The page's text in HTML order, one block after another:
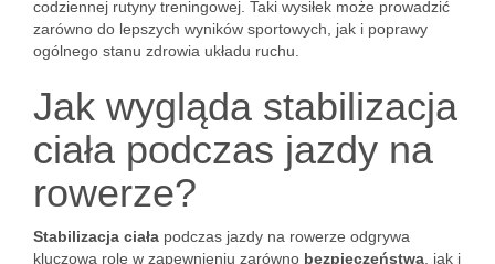
codziennej rutyny treningowej. Taki wysiłek może prowadzić
zarówno do lepszych wyników sportowych, jak i poprawy
ogólnego stanu zdrowia układu ruchu.
Jak wygląda stabilizacja
ciała podczas jazdy na
rowerze?
Stabilizacja ciała podczas jazdy na rowerze odgrywa
kluczową rolę w zapewnieniu zarówno bezpieczeństwa , jak i